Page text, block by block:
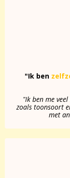
"Ik ben
"Ik ben me
zoals toonsoort
met